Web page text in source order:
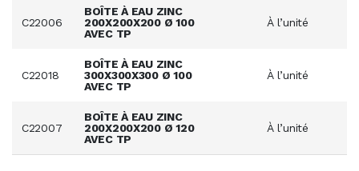
C22006
BOÎTE À EAU ZINC
200X200X200 Ø 100
AVEC TP
À l’unité
C22018
BOÎTE À EAU ZINC
300X300X300 Ø 100
AVEC TP
À l’unité
C22007
BOÎTE À EAU ZINC
200X200X200 Ø 120
AVEC TP
À l’unité